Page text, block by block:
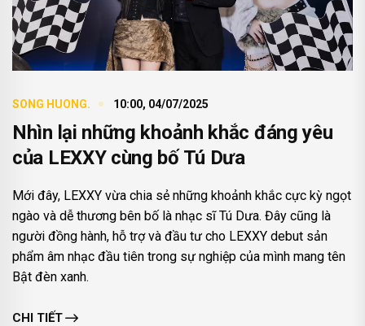
SONG HUONG. 10:00, 04/07/2025
Nhìn lại những khoảnh khắc đáng yêu
của LEXXY cùng bố Tú Dưa
Mới đây, LEXXY vừa chia sẻ những khoảnh khắc cực kỳ ngọt
ngào và dễ thương bên bố là nhạc sĩ Tú Dưa. Đây cũng là
người đồng hành, hỗ trợ và đầu tư cho LEXXY debut sản
phẩm âm nhạc đầu tiên trong sự nghiệp của mình mang tên
Bật đèn xanh.
CHI TIẾT